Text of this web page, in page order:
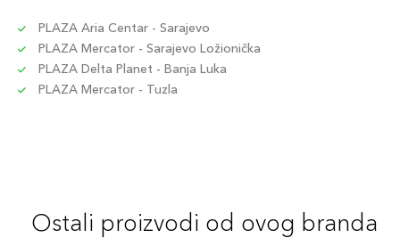
PLAZA Aria Centar - Sarajevo
PLAZA Mercator - Sarajevo Ložionička
PLAZA Delta Planet - Banja Luka
PLAZA Mercator - Tuzla
Ostali proizvodi od ovog branda